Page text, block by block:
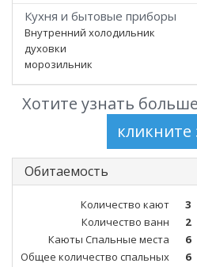
Кухня и бытовые приборы
Внутренний холодильник
духовки
морозильник
Хотите узнать
Обитаемость
Количество кают
3
Количество ванн
2
Каюты Спальные места
6
Общее количество спальных
6